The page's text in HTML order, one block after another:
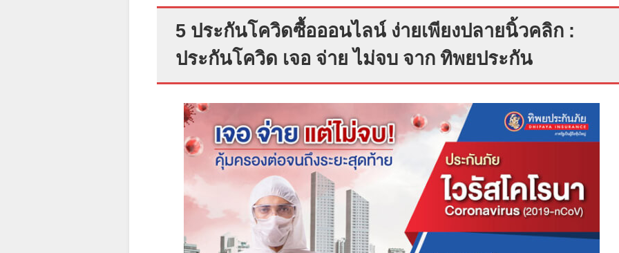
5 ประกันโควิดซื้อออนไลน์ ง่ายเพียงปลายนิ้วคลิก :
ประกันโควิด เจอ จ่าย ไม่จบ จาก ทิพยประกัน